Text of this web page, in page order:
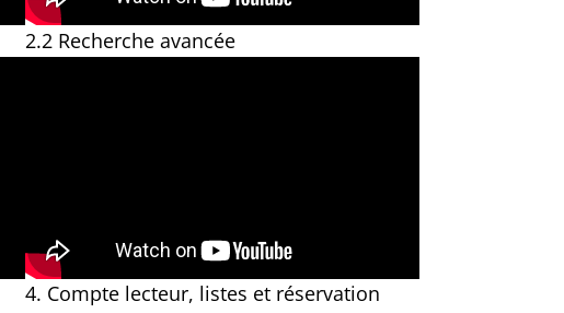
2.2 Recherche avancée
4. Compte lec­teur, listes et réservation